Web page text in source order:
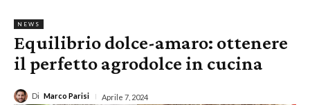
NEWS
Equilibrio dolce-amaro: ottenere
il perfetto agrodolce in cucina
Di Marco Parisi Aprile 7, 2024